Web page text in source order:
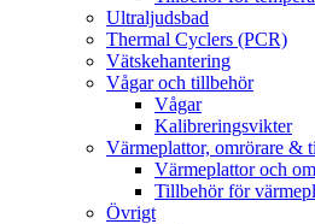
Ultraljudsbad
Thermal Cyclers (PCR)
Vätskehantering
Vågar och tillbehör
Vågar
Kalibreringsvikter
Värmeplattor, omrörare &
Värmeplattor och
Tillbehör för
Övrigt